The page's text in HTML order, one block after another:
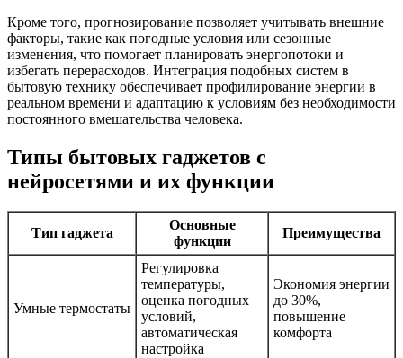
Кроме того, прогнозирование позволяет учитывать внешние
факторы, такие как погодные условия или сезонные
изменения, что помогает планировать энергопотоки и
избегать перерасходов. Интеграция подобных систем в
бытовую технику обеспечивает профилирование энергии в
реальном времени и адаптацию к условиям без необходимости
постоянного вмешательства человека.
Типы бытовых гаджетов с
нейросетями и их функции
Тип гаджета
Основные
функции
Преимущества
Умные термостаты
Регулировка
температуры,
оценка погодных
условий,
автоматическая
настройка
Экономия энергии
до 30%,
повышение
комфорта